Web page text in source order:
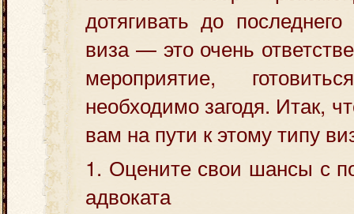
дотягивать до
виза — это очень
мероприятие,
необходимо загодя. Итак,
вам на пути к этому типу
1. Оцените свои шансы с
адвоката